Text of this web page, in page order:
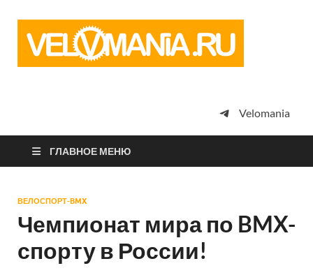
просто
Velomania
ГЛАВНОЕ МЕНЮ
ВЕЛОСПОРТ-BMX
Чемпионат мира по BMX-
спорту в России!